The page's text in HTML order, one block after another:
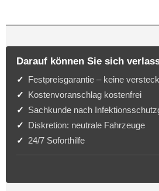
Darauf können Sie sich
Festpreisgarantie – keine
Kostenvoranschlag kostenfrei
Sachkunde nach
Diskretion: neutrale Fahrzeuge
24/7 Soforthilfe